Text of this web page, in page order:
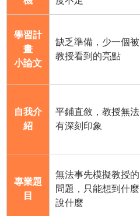
學習計
畫
小論文
缺乏準備，少一個被
教授看到的亮點
自我介
紹
平鋪直敘，教授無法
有深刻印象
專業題
目
無法事先模擬教授的
問題，只能想到什麼
說什麼